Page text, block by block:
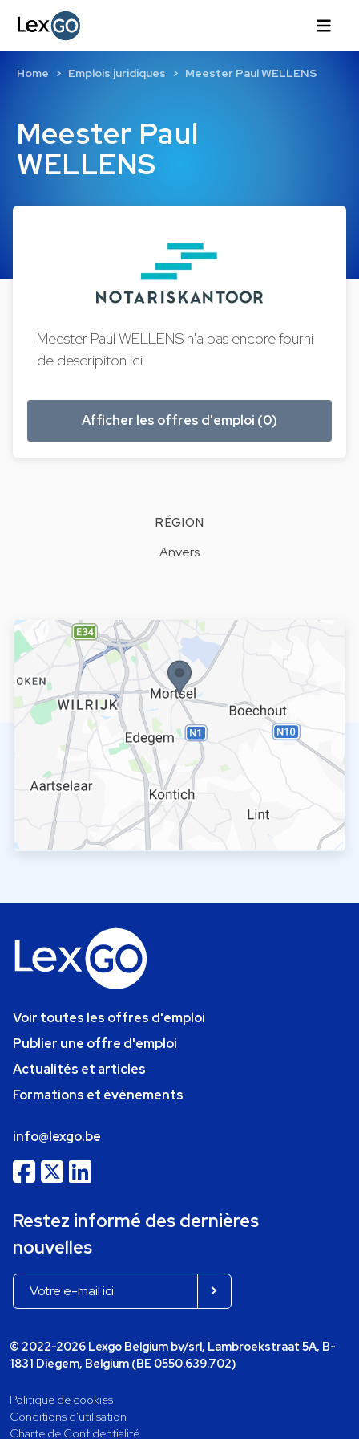
Meester Paul
WELLENS
Home Emplois juridiques Meester Paul WELLENS
Meester Paul WELLENS n'a pas encore fourni
de descripiton ici.
Afficher les offres d'emploi (0)
RÉGION
Anvers
Voir toutes les offres d'emploi
Publier une offre d'emploi
Actualités et articles
Formations et événements
info@lexgo.be
Restez informé des dernières
nouvelles
© 2022-2026 Lexgo Belgium bv/srl, Lambroekstraat 5A, B-
1831 Diegem, Belgium (BE 0550.639.702)
Politique de cookies
Conditions d'utilisation
Charte de Confidentialité